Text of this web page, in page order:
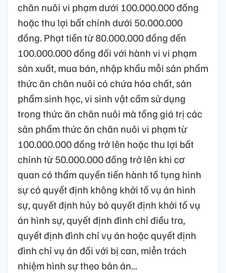
chăn nuôi vi phạm dưới 100.000.000 đồng
hoặc thu lợi bất chính dưới 50.000.000
đồng. Phạt tiền từ 80.000.000 đồng đến
100.000.000 đồng đối với hành vi vi phạm
sản xuất, mua bán, nhập khẩu mỗi sản phẩm
thức ăn chăn nuôi có chứa hóa chất, sản
phẩm sinh học, vi sinh vật cấm sử dụng
trong thức ăn chăn nuôi mà tổng giá trị các
sản phẩm thức ăn chăn nuôi vi phạm từ
100.000.000 đồng trở lên hoặc thu lợi bất
chính từ 50.000.000 đồng trở lên khi cơ
quan có thẩm quyền tiến hành tố tụng hình
sự có quyết định không khởi tố vụ án hình
sự, quyết định hủy bỏ quyết định khởi tố vụ
án hình sự, quyết định đình chỉ điều tra,
quyết định đình chỉ vụ án hoặc quyết định
đình chỉ vụ án đối với bị can, miễn trách
nhiệm hình sự theo bản án...